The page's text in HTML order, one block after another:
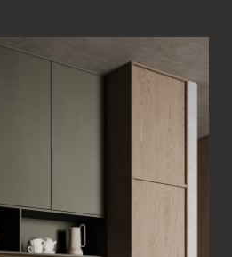
особенно в
в Москве, где
использует
свет, а дизайн
создает
квартире.
применяет
декор,